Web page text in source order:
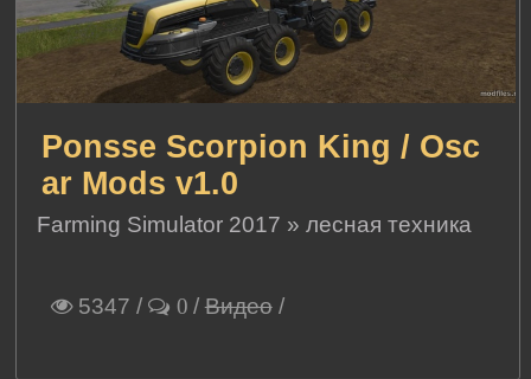
Ponsse Scorpion King / Osc
ar Mods v1.0
Farming Simulator 2017 »лесная техника
5347 / 0 /Видео/